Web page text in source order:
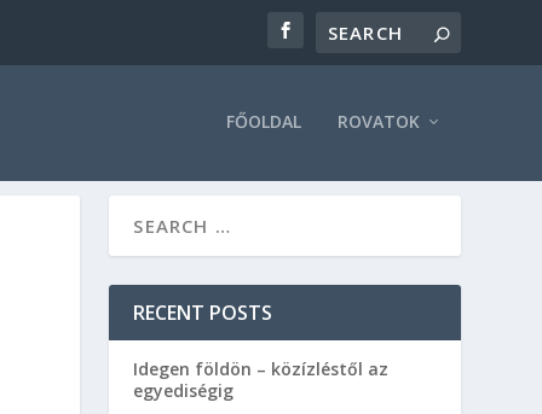
FŐOLDAL ROVATOK
RECENT POSTS
Idegen földön – közízléstől az
egyediségig